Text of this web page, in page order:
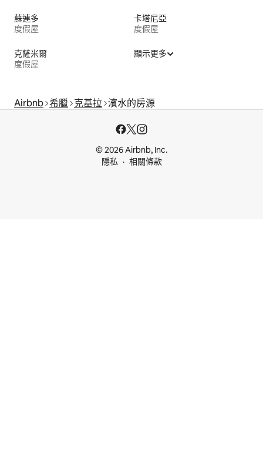
蘇連多
度假屋
卡塔尼亞
度假屋
克薩米爾
度假屋
顯示更多
Airbnb 希臘 克基拉 濱水的房源
© 2026 Airbnb, Inc.
隱私
相關條款